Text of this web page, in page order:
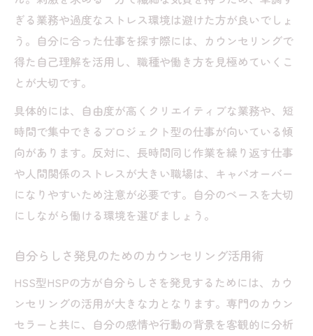
ぎる業務や過度なストレス環境は避けた方が良いでしょ
う。自分に合った仕事を探す際には、カウンセリングで
得た自己理解を活用し、職種や働き方を見極めていくこ
とが大切です。
具体的には、自由度が高くクリエイティブな業務や、短
時間で集中できるプロジェクト型の仕事が向いている傾
向があります。反対に、長時間同じ作業を繰り返す仕事
や人間関係のストレスが大きい職場は、キャパオーバー
になりやすいため注意が必要です。自分のペースを大切
にしながら働ける環境を選びましょう。
自分らしさ発見のためのカウンセリング活用術
HSS型HSPの方が自分らしさを発見するためには、カウ
ンセリングの活用が大きな力となります。専門のカウン
セラーと共に、自分の感情や行動の背景を客観的に分析